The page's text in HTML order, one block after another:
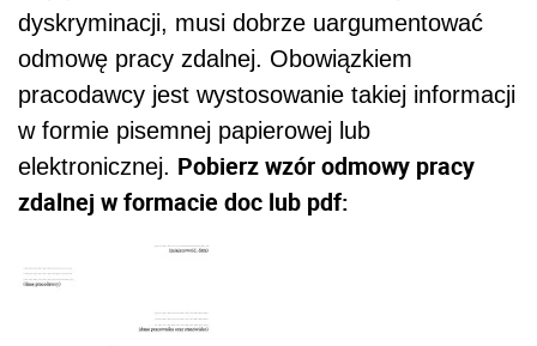
dyskryminacji, musi dobrze uargumentować
odmowę pracy zdalnej. Obowiązkiem
pracodawcy jest wystosowanie takiej informacji
w formie pisemnej papierowej lub
elektronicznej. Pobierz wzór odmowy pracy
zdalnej w formacie doc lub pdf: